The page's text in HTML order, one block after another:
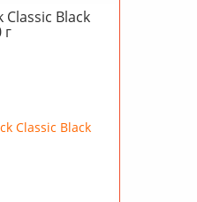
Classic Black